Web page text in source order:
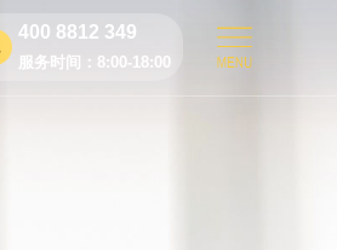
400 8812 349
服务时间：8:00-18:00